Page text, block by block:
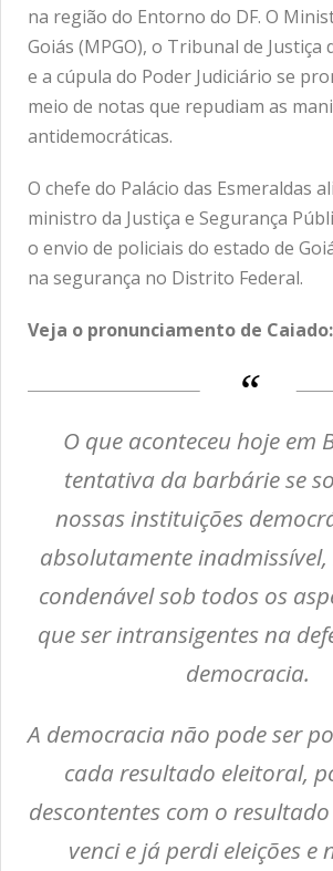
na região do Entorno do DF. O
Goiás (MPGO), o Tribunal de Justiça
e a cúpula do Poder Judiciário se
meio de notas que repudiam as
antidemocráticas.
O chefe do Palácio das Esmeraldas
ministro da Justiça e Segurança
o envio de policiais do estado de
na segurança no Distrito Federal.
Veja o pronunciamento de Caiado:
O que aconteceu hoje em
tentativa da barbárie se
nossas instituições
absolutamente inadmissível,
condenável sob todos os
que ser intransigentes na
democracia.
A democracia não pode ser
cada resultado eleitoral,
descontentes com o
venci e já perdi eleições e